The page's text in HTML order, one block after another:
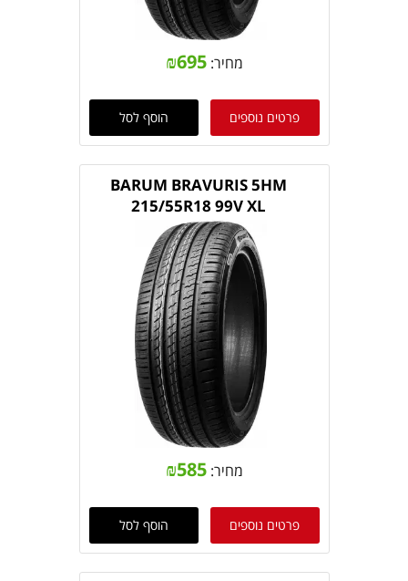
מחיר: ₪695
פרטים נוספים הוסף לסל
BARUM BRAVURIS 5HM
215/55R18 99V XL
מחיר: ₪585
פרטים נוספים הוסף לסל